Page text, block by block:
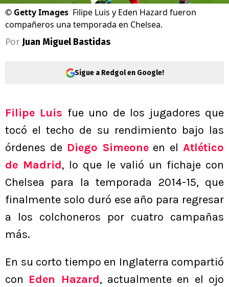
© Getty Images Filipe Luis y Eden Hazard fueron
compañeros una temporada en Chelsea.
Por Juan Miguel Bastidas
Sigue a Redgol en Google!
Filipe Luis fue uno de los jugadores que
tocó el techo de su rendimiento bajo las
órdenes de Diego Simeoneen elAtlético
de Madrid, lo que le valió un fichaje con
Chelsea para la temporada 2014-15, que
finalmente solo duró ese año para regresar
a los colchoneros por cuatro campañas
más.
En su corto tiempo en Inglaterra compartió
con Eden Hazard, actualmente en el ojo